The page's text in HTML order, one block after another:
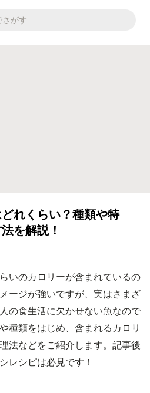
れくらい？種類や特
を解説！
いのカロリーが含まれているの
ージが強いですが、実はさまざ
の食生活に欠かせない魚なので
種類をはじめ、含まれるカロリ
法などをご紹介します。記事後
レシピは必見です！